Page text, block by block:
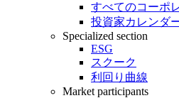
すべてのコーポ
投資家カレンダ
Specialized section
ESG
スクーク
利回り曲線
Market participants